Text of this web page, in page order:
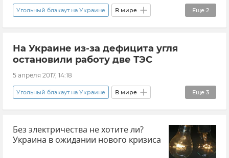
Еще 2
Угольный блэкаут на Украине В мире
Новости Ситуация на Украине
На Украине из-за дефицита угля
остановили работу две ТЭС
5 апреля 2017, 14:18
Еще 3
Угольный блэкаут на Украине В мире
Новости Общество
Ситуация на Украине
Без электричества не хотите ли?
Украина в ожидании нового кризиса